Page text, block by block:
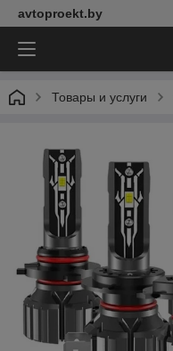
avtoproekt.by
Товары и услуги